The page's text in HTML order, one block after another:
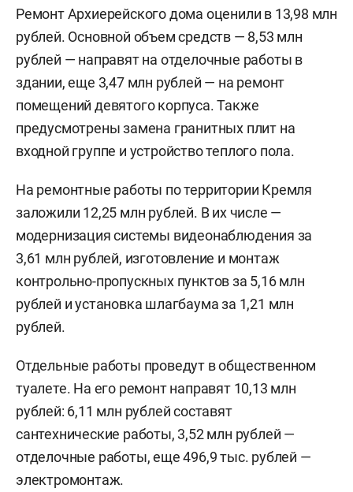
Ремонт Архиерейского дома оценили в 13,98 млн
рублей. Основной объем средств — 8,53 млн
рублей — направят на отделочные работы в
здании, еще 3,47 млн рублей — на ремонт
помещений девятого корпуса. Также
предусмотрены замена гранитных плит на
входной группе и устройство теплого пола.
На ремонтные работы по территории Кремля
заложили 12,25 млн рублей. В их числе —
модернизация системы видеонаблюдения за
3,61 млн рублей, изготовление и монтаж
контрольно-пропускных пунктов за 5,16 млн
рублей и установка шлагбаума за 1,21 млн
рублей.
Отдельные работы проведут в общественном
туалете. На его ремонт направят 10,13 млн
рублей: 6,11 млн рублей составят
сантехнические работы, 3,52 млн рублей —
отделочные работы, еще 496,9 тыс. рублей —
электромонтаж.